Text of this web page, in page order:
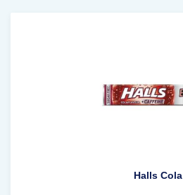
Halls Cola